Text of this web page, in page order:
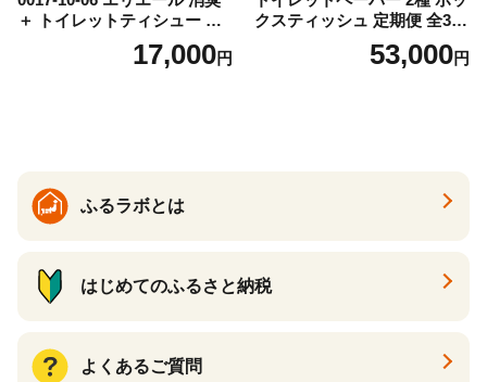
＋ トイレットティシュー し
っかり香るフレッシュクリア
の香り ダブル 12ロール×6パ
17,000円
クスティッシュ 定期便 全3
回 日本製 まとめ買い 防災
常備品 日用雑貨 消耗品 生活
53,000円
ふるラボとは
はじめてのふるさと納税
よくあるご質問